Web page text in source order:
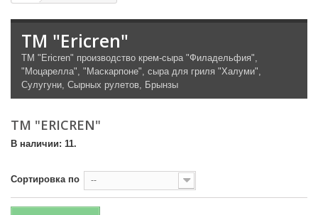
ТМ "Ericren"
ТМ "Ericren" производство крем-сыра "Филадельфия",
"Моцарелла", "Маскарпоне", сыра для гриля "Халуми",
Сулугуни, Сырных рулетов, Брынзы
ТМ "ERICREN"
В наличии: 11.
Сортировка по --